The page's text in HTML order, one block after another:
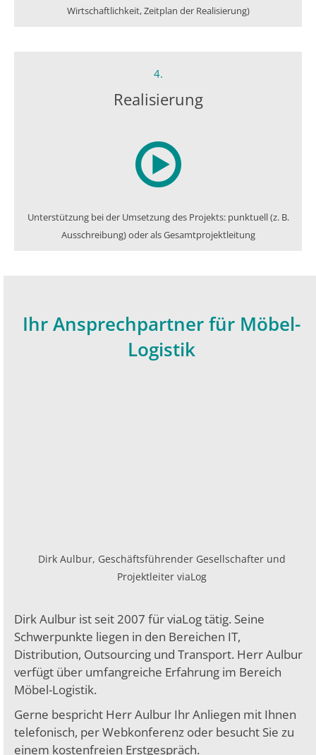
Wirtschaftlichkeit, Zeitplan der Realisierung)
4.
Realisierung
Unterstützung bei der Umsetzung des Projekts: punktuell (z. B.
Ausschreibung) oder als Gesamtprojektleitung
Ihr Ansprechpartner für Möbel-
Logistik
Dirk Aulbur, Geschäftsführender Gesellschafter und
Projektleiter viaLog
Dirk Aulbur ist seit 2007 für viaLog tätig. Seine
Schwerpunkte liegen in den Bereichen IT,
Distribution, Outsourcing und Transport. Herr Aulbur
verfügt über umfangreiche Erfahrung im Bereich
Möbel-Logistik.
Gerne bespricht Herr Aulbur Ihr Anliegen mit Ihnen
telefonisch, per Webkonferenz oder besucht Sie zu
einem kostenfreien Erstgespräch.